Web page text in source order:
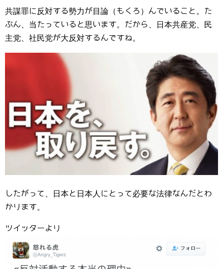
共謀罪に反対する勢力が目論（もくろ）んでいること。た
ぶん、当たっていると思います。だから、日本共産党、民
主党、社民党が大反対するんですね。
したがって、日本と日本人にとって必要な法律なんだとわ
かります。
ツイッターより